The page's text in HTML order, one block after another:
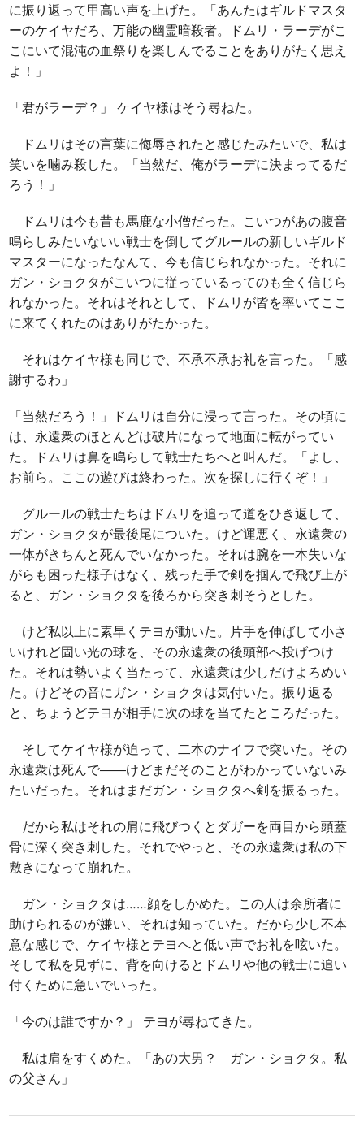
に振り返って甲高い声を上げた。「あんたはギルドマスタ
ーのケイヤだろ、万能の幽霊暗殺者。ドムリ・ラーデがこ
こにいて混沌の血祭りを楽しんでることをありがたく思え
よ！」
「君がラーデ？」 ケイヤ様はそう尋ねた。
ドムリはその言葉に侮辱されたと感じたみたいで、私は
笑いを噛み殺した。「当然だ、俺がラーデに決まってるだ
ろう！」
ドムリは今も昔も馬鹿な小僧だった。こいつがあの腹音
鳴らしみたいないい戦士を倒してグルールの新しいギルド
マスターになったなんて、今も信じられなかった。それに
ガン・ショクタがこいつに従っているってのも全く信じら
れなかった。それはそれとして、ドムリが皆を率いてここ
に来てくれたのはありがたかった。
それはケイヤ様も同じで、不承不承お礼を言った。「感
謝するわ」
「当然だろう！」ドムリは自分に浸って言った。その頃に
は、永遠衆のほとんどは破片になって地面に転がってい
た。ドムリは鼻を鳴らして戦士たちへと叫んだ。「よし、
お前ら。ここの遊びは終わった。次を探しに行くぞ！」
グルールの戦士たちはドムリを追って道をひき返して、
ガン・ショクタが最後尾についた。けど運悪く、永遠衆の
一体がきちんと死んでいなかった。それは腕を一本失いな
がらも困った様子はなく、残った手で剣を掴んで飛び上が
ると、ガン・ショクタを後ろから突き刺そうとした。
けど私以上に素早くテヨが動いた。片手を伸ばして小さ
いけれど固い光の球を、その永遠衆の後頭部へ投げつけ
た。それは勢いよく当たって、永遠衆は少しだけよろめい
た。けどその音にガン・ショクタは気付いた。振り返る
と、ちょうどテヨが相手に次の球を当てたところだった。
そしてケイヤ様が迫って、二本のナイフで突いた。その
永遠衆は死んで――けどまだそのことがわかっていないみ
たいだった。それはまだガン・ショクタへ剣を振るった。
だから私はそれの肩に飛びつくとダガーを両目から頭蓋
骨に深く突き刺した。それでやっと、その永遠衆は私の下
敷きになって崩れた。
ガン・ショクタは……顔をしかめた。この人は余所者に
助けられるのが嫌い、それは知っていた。だから少し不本
意な感じで、ケイヤ様とテヨへと低い声でお礼を呟いた。
そして私を見ずに、背を向けるとドムリや他の戦士に追い
付くために急いでいった。
「今のは誰ですか？」 テヨが尋ねてきた。
私は肩をすくめた。「あの大男？ ガン・ショクタ。私
の父さん」